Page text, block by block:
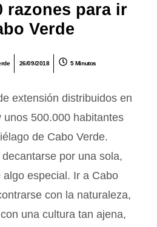
26/09/2018 5 Minutos
razones para ir
Verde
extensión distribuidos en
unos 500.000 habitantes
de Cabo Verde.
por una sola,
especial. Ir a Cabo
con la naturaleza,
una cultura tan ajena,